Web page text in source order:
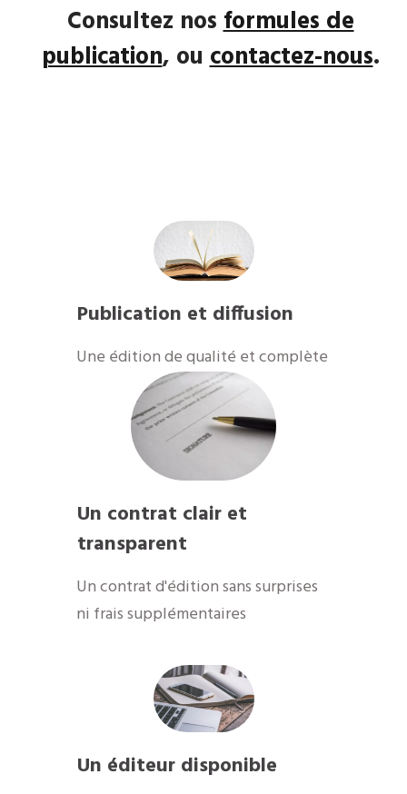
Consultez nosformules de
publication, oucontactez-nous.
Publication et diffusion
​Une édition de qualité et complète
Un contrat clair et
transparent
Un contrat d'édition sans surprises
ni frais supplémentaires
Un éditeur disponible